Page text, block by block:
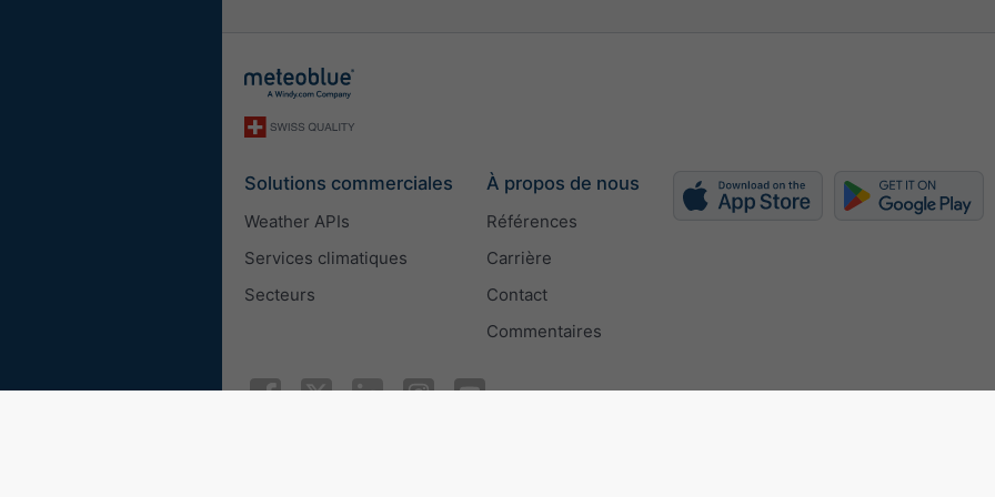
Solutions commerciales
Weather APIs
Services climatiques
Secteurs
À propos de nous
Références
Carrière
Contact
Commentaires